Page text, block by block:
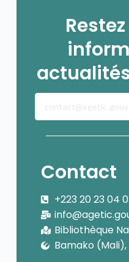
actualités
Contact
+223 20 23 04
Bibliothèque
Bamako (Mali),